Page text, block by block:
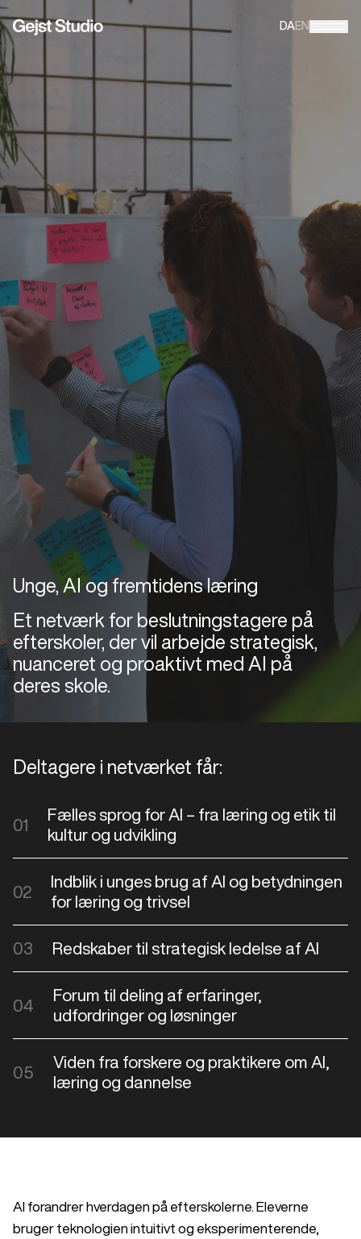
DAEN
Unge, AI og fremtidens læring
Et netværk for beslutningstagere på
efterskoler, der vil arbejde strategisk,
nuanceret og proaktivt med AI på
deres skole.
Deltagere i netværket får:
01
Fælles sprog for AI – fra læring og etik til
kultur og udvikling
02
Indblik i unges brug af AI og betydningen
for læring og trivsel
03 Redskaber til strategisk ledelse af AI
04
Forum til deling af erfaringer,
udfordringer og løsninger
05
Viden fra forskere og praktikere om AI,
læring og dannelse
AI forandrer hverdagen på efterskolerne. Eleverne
bruger teknologien intuitivt og eksperimenterende,